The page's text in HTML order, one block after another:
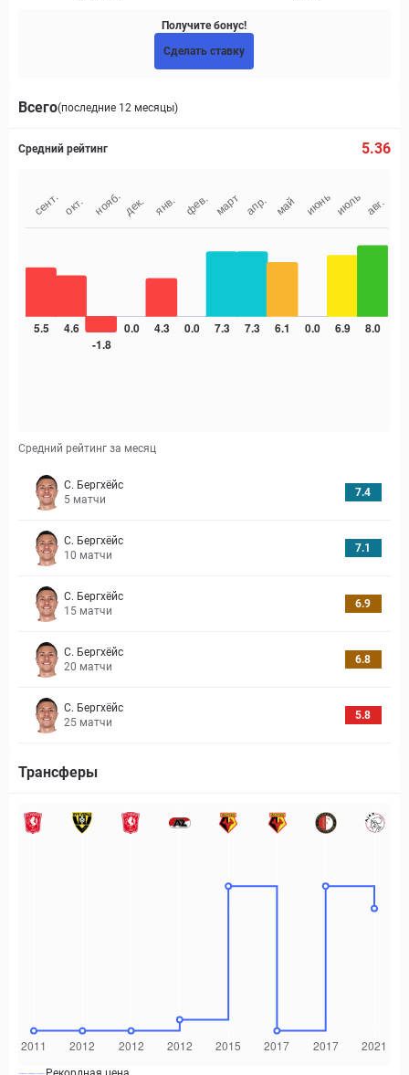
Получите бонус!
Сделать ставку
Всего(последние 12 месяцы)
Средний рейтинг 5.36
Средний рейтинг за месяц
С. Бергхёйс
5 матчи
7.4
С. Бергхёйс
10 матчи
7.1
С. Бергхёйс
15 матчи
6.9
С. Бергхёйс
20 матчи
6.8
С. Бергхёйс
25 матчи
5.8
Трансферы